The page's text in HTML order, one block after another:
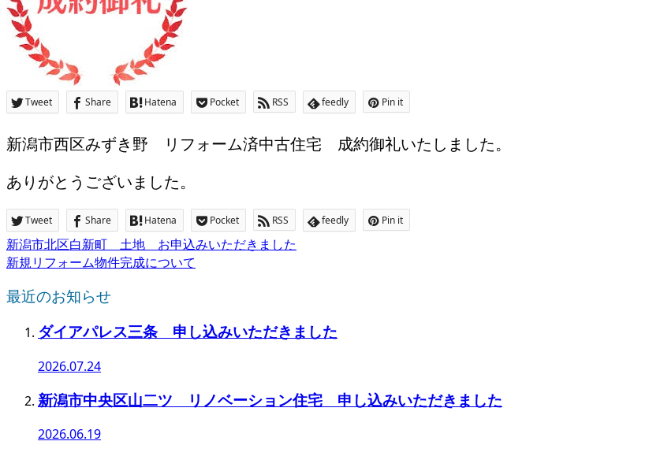
Tweet Share Hatena Pocket RSS feedly Pin it
新潟市西区みずき野 リフォーム済中古住宅 成約御礼いたしました。
ありがとうございました。
Tweet Share Hatena Pocket RSS feedly Pin it
新潟市北区白新町 土地 お申込みいただきました
新規リフォーム物件完成について
最近のお知らせ
ダイアパレス三条 申し込みいただきました
2026.07.24
新潟市中央区山二ツ リノベーション住宅 申し込みいただきました
2026.06.19